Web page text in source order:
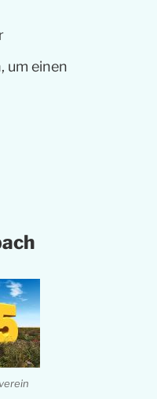
um einen